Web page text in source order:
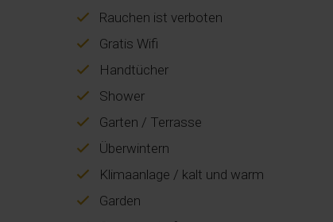
Rauchen ist verboten
Gratis Wifi
Handtücher
Shower
Garten / Terrasse
Überwintern
Klimaanlage / kalt und warm
Garden